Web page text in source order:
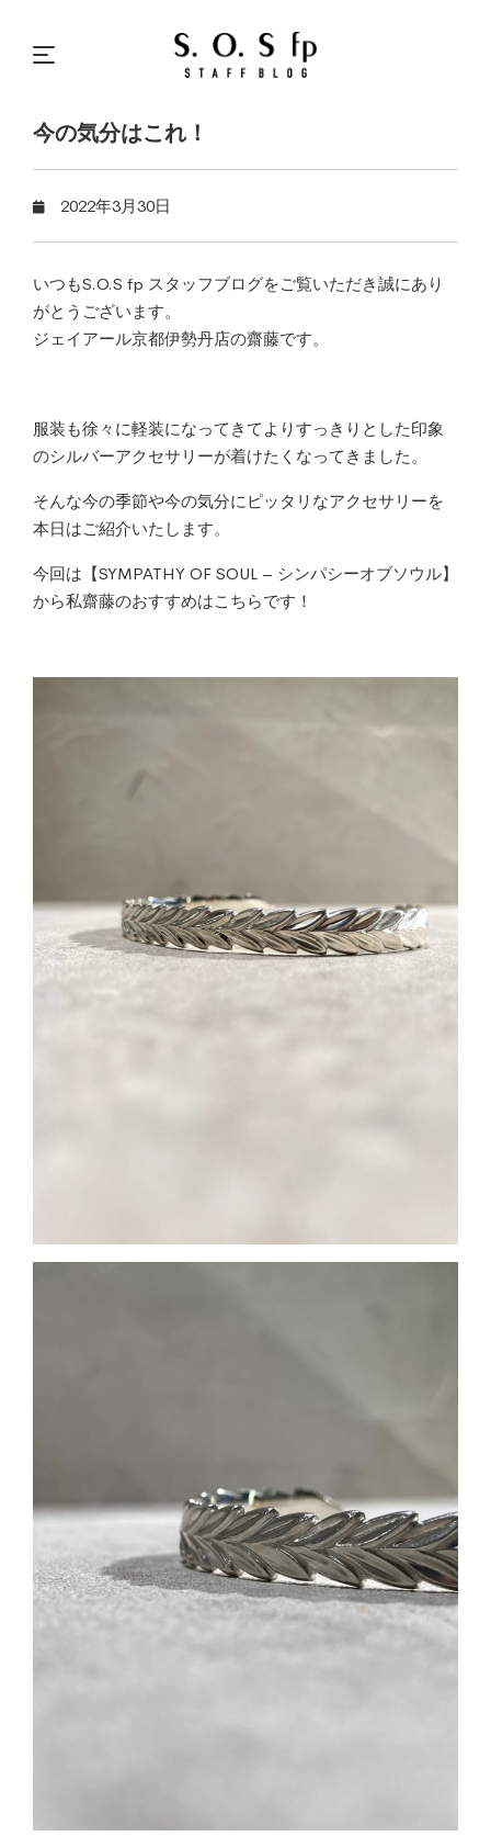
今の気分はこれ！
2022年3月30日
いつもS.O.S fp スタッフブログをご覧いただき誠にあり
がとうございます。
ジェイアール京都伊勢丹店の齋藤です。
服装も徐々に軽装になってきてよりすっきりとした印象
のシルバーアクセサリーが着けたくなってきました。
そんな今の季節や今の気分にピッタリなアクセサリーを
本日はご紹介いたします。
今回は【SYMPATHY OF SOUL – シンパシーオブソウル】
から私齋藤のおすすめはこちらです！